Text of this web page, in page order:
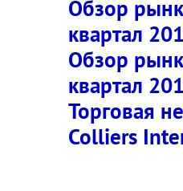
Обзор
квартал
Обзор
квартал
Торговая
Colliers